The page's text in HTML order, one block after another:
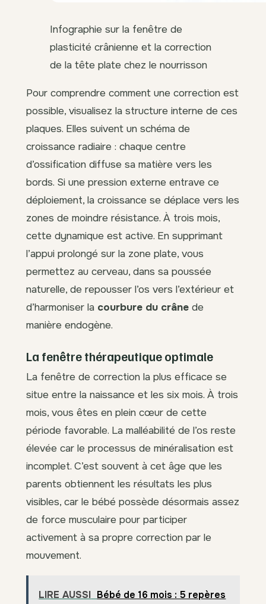
Infographie sur la fenêtre de
plasticité crânienne et la correction
de la tête plate chez le nourrisson
Pour comprendre comment une correction est
possible, visualisez la structure interne de ces
plaques. Elles suivent un schéma de
croissance radiaire : chaque centre
d’ossification diffuse sa matière vers les
bords. Si une pression externe entrave ce
déploiement, la croissance se déplace vers les
zones de moindre résistance. À trois mois,
cette dynamique est active. En supprimant
l’appui prolongé sur la zone plate, vous
permettez au cerveau, dans sa poussée
naturelle, de repousser l’os vers l’extérieur et
d’harmoniser la courbure du crâne de
manière endogène.
La fenêtre thérapeutique optimale
La fenêtre de correction la plus efficace se
situe entre la naissance et les six mois. À trois
mois, vous êtes en plein cœur de cette
période favorable. La malléabilité de l’os reste
élevée car le processus de minéralisation est
incomplet. C’est souvent à cet âge que les
parents obtiennent les résultats les plus
visibles, car le bébé possède désormais assez
de force musculaire pour participer
activement à sa propre correction par le
mouvement.
LIRE AUSSI Bébé de 16 mois : 5 repères